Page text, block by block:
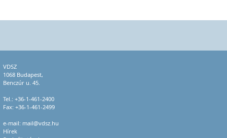
VDSZ
1068 Budapest,
Benczúr u. 45.
Tel.: +36-1-461-2400
Fax: +36-1-461-2499
e-mail: mail@vdsz.hu
Hírek